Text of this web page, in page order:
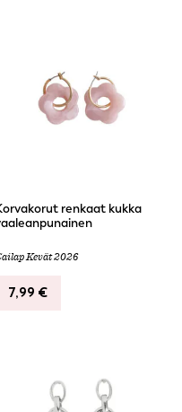
renkaat kukka
Kevät 2026
7,99 €